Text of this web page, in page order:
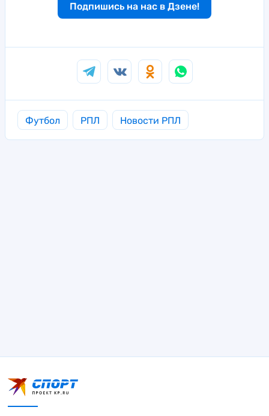
Подпишись на нас в Дзене!
Футбол РПЛ Новости РПЛ